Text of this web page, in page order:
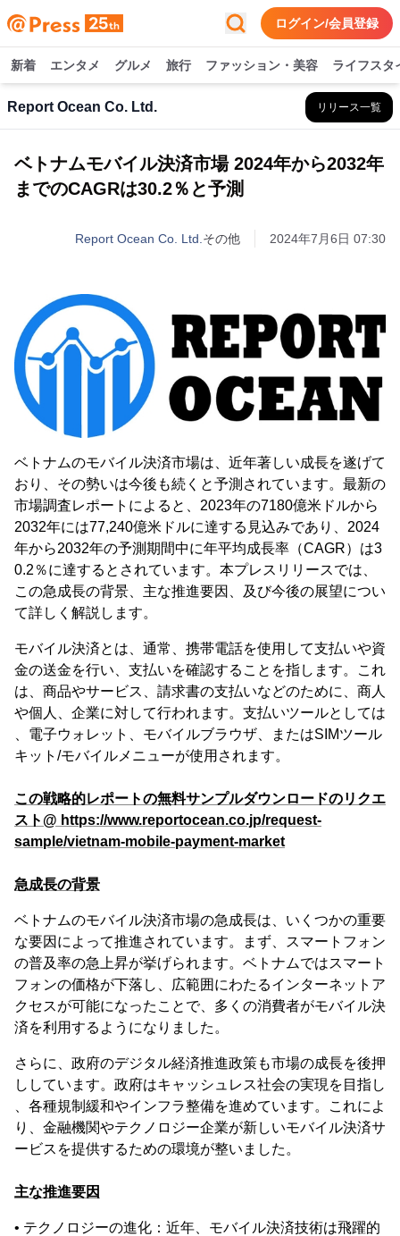
ログイン/会員登録
新着 エンタメ グルメ 旅行 ファッション・美容 ライフスタ
Report Ocean Co. Ltd. リリース一覧
ベトナムモバイル決済市場 2024年から2032年
までのCAGRは30.2％と予測
Report Ocean Co. Ltd. その他 2024年7月6日 07:30
ベトナムのモバイル決済市場は、近年著しい成長を遂げて
おり、その勢いは今後も続くと予測されています。最新の
市場調査レポートによると、2023年の7180億米ドルから
2032年には77,240億米ドルに達する見込みであり、2024
年から2032年の予測期間中に年平均成長率（CAGR）は3
0.2％に達するとされています。本プレスリリースでは、
この急成長の背景、主な推進要因、及び今後の展望につい
て詳しく解説します。
モバイル決済とは、通常、携帯電話を使用して支払いや資
金の送金を行い、支払いを確認することを指します。これ
は、商品やサービス、請求書の支払いなどのために、商人
や個人、企業に対して行われます。支払いツールとしては
、電子ウォレット、モバイルブラウザ、またはSIMツール
キット/モバイルメニューが使用されます。
この戦略的レポートの無料サンプルダウンロードのリクエ
スト@ https://www.reportocean.co.jp/request-
sample/vietnam-mobile-payment-market
急成長の背景
ベトナムのモバイル決済市場の急成長は、いくつかの重要
な要因によって推進されています。まず、スマートフォン
の普及率の急上昇が挙げられます。ベトナムではスマート
フォンの価格が下落し、広範囲にわたるインターネットア
クセスが可能になったことで、多くの消費者がモバイル決
済を利用するようになりました。
さらに、政府のデジタル経済推進政策も市場の成長を後押
ししています。政府はキャッシュレス社会の実現を目指し
、各種規制緩和やインフラ整備を進めています。これによ
り、金融機関やテクノロジー企業が新しいモバイル決済サ
ービスを提供するための環境が整いました。
主な推進要因
• テクノロジーの進化：近年、モバイル決済技術は飛躍的